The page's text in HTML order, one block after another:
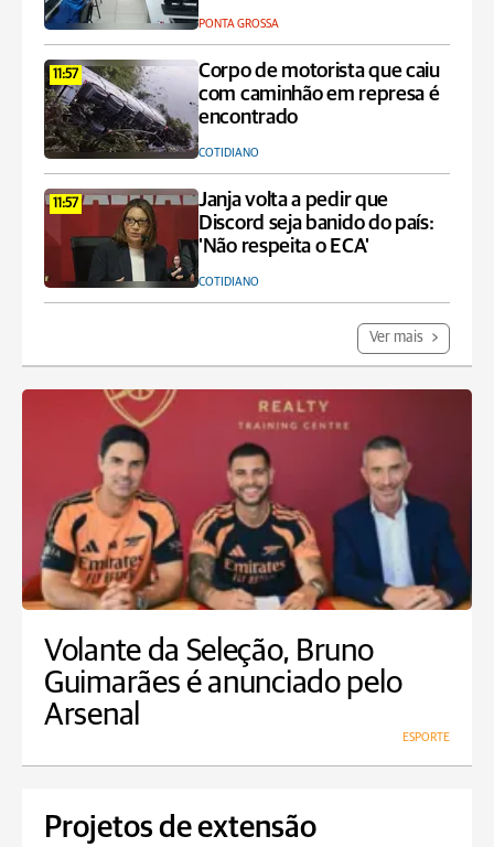
PONTA GROSSA
11:57
Corpo de motorista que caiu
com caminhão em represa é
encontrado
COTIDIANO
11:57
Janja volta a pedir que
Discord seja banido do país:
'Não respeita o ECA'
COTIDIANO
Ver mais
Volante da Seleção, Bruno
Guimarães é anunciado pelo
Arsenal
ESPORTE
Projetos de extensão